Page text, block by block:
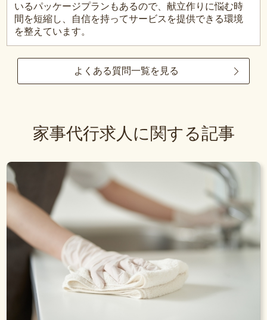
いるパッケージプランもあるので、献立作りに悩む時
間を短縮し、自信を持ってサービスを提供できる環境
を整えています。
よくある質問一覧を見る
家事代行求人に関する記事